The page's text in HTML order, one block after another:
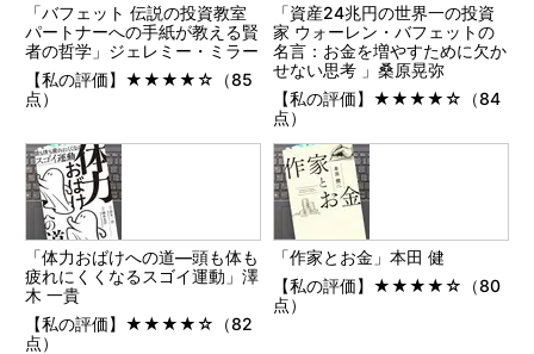
「バフェット 伝説の投資教室
パートナーへの手紙が教える賢
者の哲学」ジェレミー・ミラー
【私の評価】★★★★☆（85
点）
「資産24兆円の世界一の投資
家 ウォーレン・バフェットの
名言：お金を増やすために欠か
せない思考 」桑原晃弥
【私の評価】★★★★☆（84
点）
「体力おばけへの道―頭も体も
疲れにくくなるスゴイ運動」澤
木 一貴
【私の評価】★★★★☆（82
点）
「作家とお金」本田 健
【私の評価】★★★★☆（80
点）